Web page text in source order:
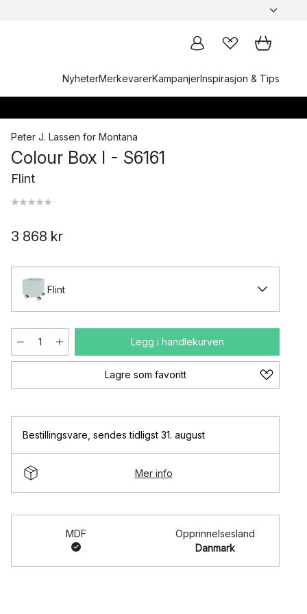
NyheterMerkevarerKampanjerInspirasjon & Tips
Peter J. Lassen for Montana
Colour Box I - S6161
Flint
3 868 kr
Flint
Legg i handlekurven
Lagre som favoritt
Bestillingsvare sendes tidligst 31. august
Mer info
MDF
Opprinnelsesland
Danmark